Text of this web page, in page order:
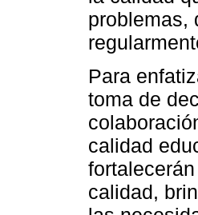
problemas,
Para
toma de
calidad
calidad,